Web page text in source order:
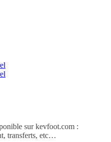
sur kevfoot.com :
transferts, etc…